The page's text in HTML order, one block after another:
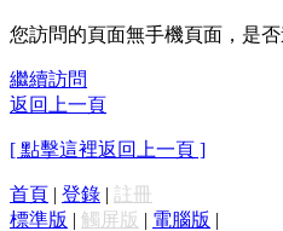
您訪問的頁面無手機頁面，是
繼續訪問
返回上一頁
[ 點擊這裡返回上一頁 ]
首頁 | 登錄 | 註冊
標準版 | 觸屏版 | 電腦版 |